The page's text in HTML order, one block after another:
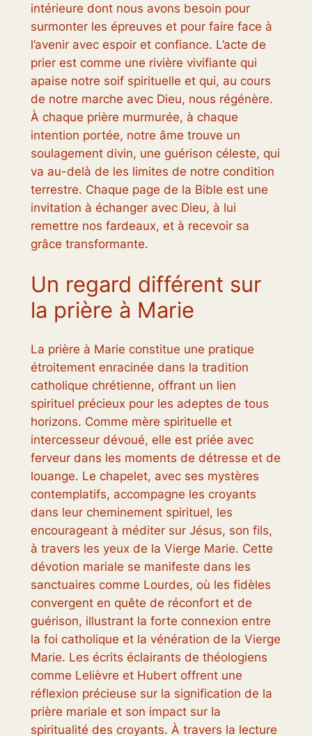
intérieure dont nous avons besoin pour
surmonter les épreuves et pour faire face à
l’avenir avec espoir et confiance. L’acte de
prier est comme une rivière vivifiante qui
apaise notre soif spirituelle et qui, au cours
de notre marche avec Dieu, nous régénère.
À chaque prière murmurée, à chaque
intention portée, notre âme trouve un
soulagement divin, une guérison céleste, qui
va au-delà de les limites de notre condition
terrestre. Chaque page de la Bible est une
invitation à échanger avec Dieu, à lui
remettre nos fardeaux, et à recevoir sa
grâce transformante.
Un regard différent sur
la prière à Marie
La prière à Marie constitue une pratique
étroitement enracinée dans la tradition
catholique chrétienne, offrant un lien
spirituel précieux pour les adeptes de tous
horizons. Comme mère spirituelle et
intercesseur dévoué, elle est priée avec
ferveur dans les moments de détresse et de
louange. Le chapelet, avec ses mystères
contemplatifs, accompagne les croyants
dans leur cheminement spirituel, les
encourageant à méditer sur Jésus, son fils,
à travers les yeux de la Vierge Marie. Cette
dévotion mariale se manifeste dans les
sanctuaires comme Lourdes, où les fidèles
convergent en quête de réconfort et de
guérison, illustrant la forte connexion entre
la foi catholique et la vénération de la Vierge
Marie. Les écrits éclairants de théologiens
comme Lelièvre et Hubert offrent une
réflexion précieuse sur la signification de la
prière mariale et son impact sur la
spiritualité des croyants. À travers la lecture